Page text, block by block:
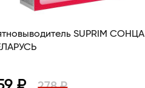
SUPRIM СОНЦА